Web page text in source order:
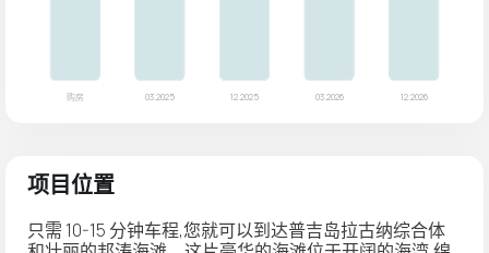
项目位置
只需 10-15 分钟车程,您就可以到达普吉岛拉古纳综合体